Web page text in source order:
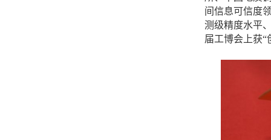
间信息可信度
测级精度水平
届工博会上获“